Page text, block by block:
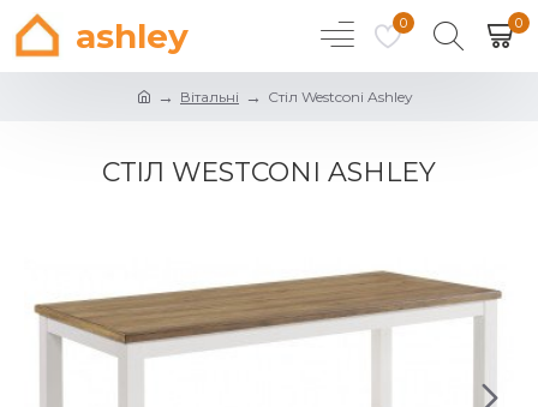
ashley 0 0
Вітальні Стіл Westconi Ashley
СТІЛ WESTCONI ASHLEY